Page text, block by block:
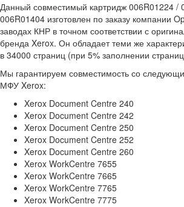
Данный совместимый картридж 006R01224 /
006R01404 изготовлен по заказу компании
заводах КНР в точном соответствии с
бренда Xerox. Он обладает теми же
в 34000 страниц (при 5% заполнении
Мы гарантируем совместимость со
МФУ Xerox:
Xerox Document Centre 240
Xerox Document Centre 242
Xerox Document Centre 250
Xerox Document Centre 252
Xerox Document Centre 260
Xerox WorkCentre 7655
Xerox WorkCentre 7665
Xerox WorkCentre 7765
Xerox WorkCentre 7775